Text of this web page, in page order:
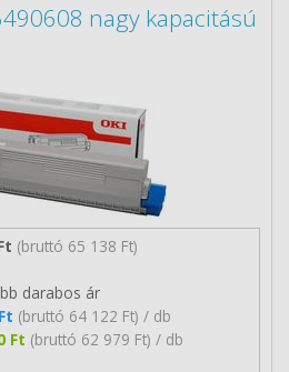
nagy kapacitású
(bruttó 65 138 Ft)
darabos ár
(bruttó 64 122 Ft) / db
Ft (bruttó 62 979 Ft) / db